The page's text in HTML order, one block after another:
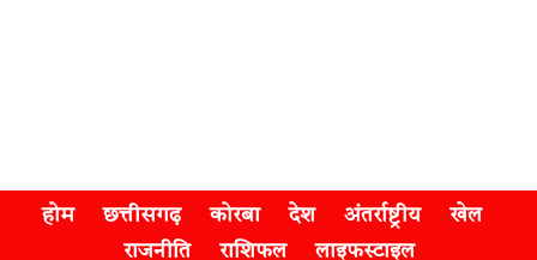
होम छत्तीसगढ़ कोरबा देश अंतर्राष्ट्रीय
खेल
राजनीति
राशिफल लाइफस्टाइल